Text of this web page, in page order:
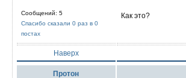
Сообщений: 5
Спасибо сказали 0 раз в 0
постах
Как это?
Наверх
Протон